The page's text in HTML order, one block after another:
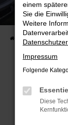
Unser
Fehler:
Beim
Hier sind
einem
Sie die
Weitere
Impressum
Folgende
Diese